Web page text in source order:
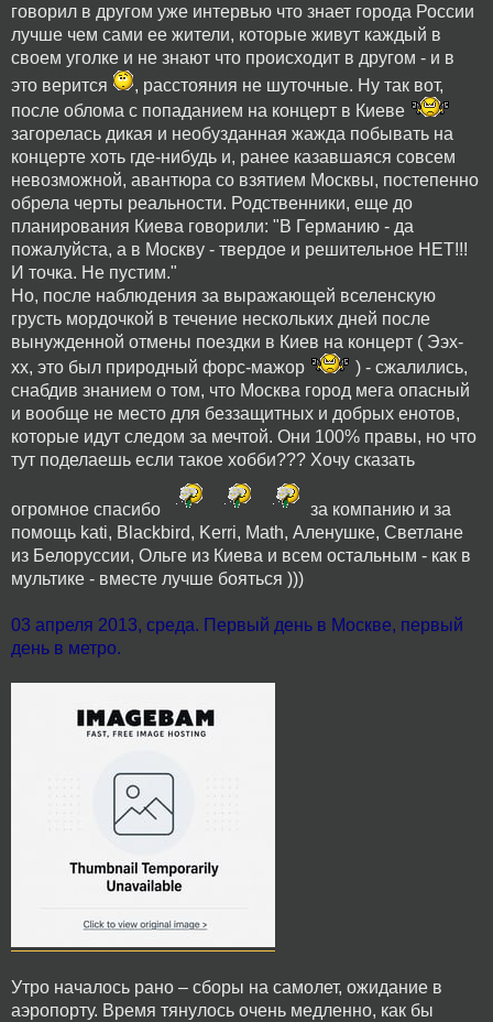
говорил в другом уже интервью что знает города России
лучше чем сами ее жители, которые живут каждый в
своем уголке и не знают что происходит в другом - и в
это верится
, расстояния не шуточные. Ну так вот,
после облома с попаданием на концерт в Киеве
загорелась дикая и необузданная жажда побывать на
концерте хоть где-нибудь и, ранее казавшаяся совсем
невозможной, авантюра со взятием Москвы, постепенно
обрела черты реальности. Родственники, еще до
планирования Киева говорили: "В Германию - да
пожалуйста, а в Москву - твердое и решительное НЕТ!!!
И точка. Не пустим."
Но, после наблюдения за выражающей вселенскую
грусть мордочкой в течение нескольких дней после
вынужденной отмены поездки в Киев на концерт ( Ээх-
хх, это был природный форс-мажор
) - сжалились,
снабдив знанием о том, что Москва город мега опасный
и вообще не место для беззащитных и добрых енотов,
которые идут следом за мечтой. Они 100% правы, но что
тут поделаешь если такое хобби??? Хочу сказать
огромное спасибо
за компанию и за
помощь kati, Blackbird, Kerri, Math, Аленушке, Светлане
из Белоруссии, Ольге из Киева и всем остальным - как в
мультике - вместе лучше бояться )))
03 апреля 2013, среда. Первый день в Москве, первый
день в метро.
Утро началось рано – сборы на самолет, ожидание в
аэропорту. Время тянулось очень медленно, как бы